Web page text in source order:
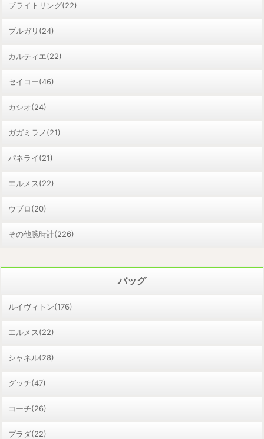
ブライトリング(22)
ブルガリ(24)
カルティエ(22)
セイコー(46)
カシオ(24)
ガガミラノ(21)
パネライ(21)
エルメス(22)
ウブロ(20)
その他腕時計(226)
バッグ
ルイヴィトン(176)
エルメス(22)
シャネル(28)
グッチ(47)
コーチ(26)
プラダ(22)